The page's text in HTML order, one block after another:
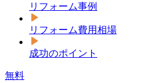
リフォーム事例
リフォーム費用相場
成功のポイント
無料